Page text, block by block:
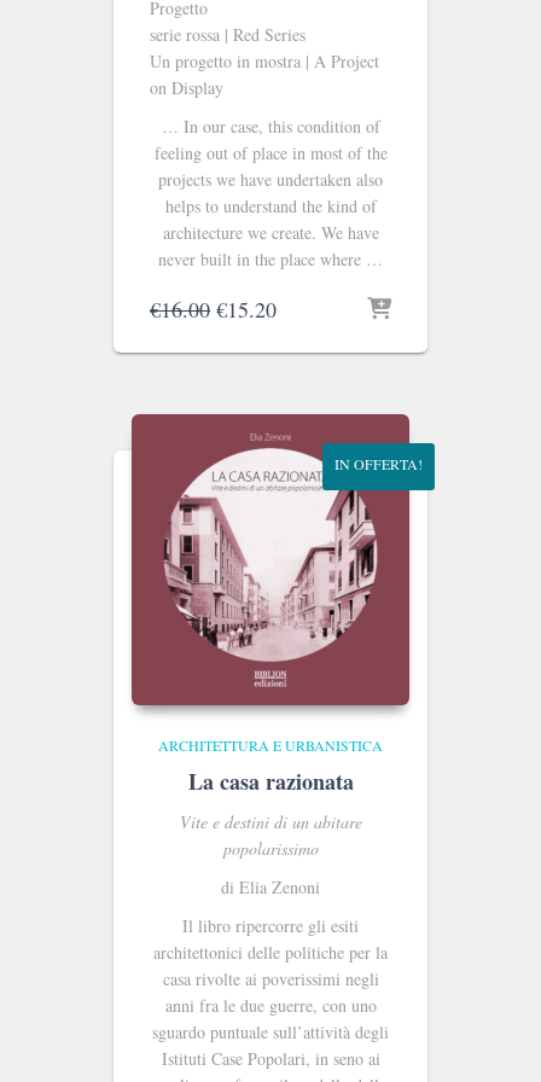
Progetto
serie rossa | Red Series
Un progetto in mostra | A Project
on Display
… In our case, this condition of
feeling out of place in most of the
projects we have undertaken also
helps to understand the kind of
architecture we create. We have
never built in the place where …
€16.00 Il
originale
€16.00.
€15.20Il
attuale
€15.20.
IN OFFERTA!
ARCHITETTURA E URBANISTICA
La casa razionata
Vite e destini di un abitare
popolarissimo
di Elia Zenoni
Il libro ripercorre gli esiti
architettonici delle politiche per la
casa rivolte ai poverissimi negli
anni fra le due guerre, con uno
sguardo puntuale sull’attività degli
Istituti Case Popolari, in seno ai